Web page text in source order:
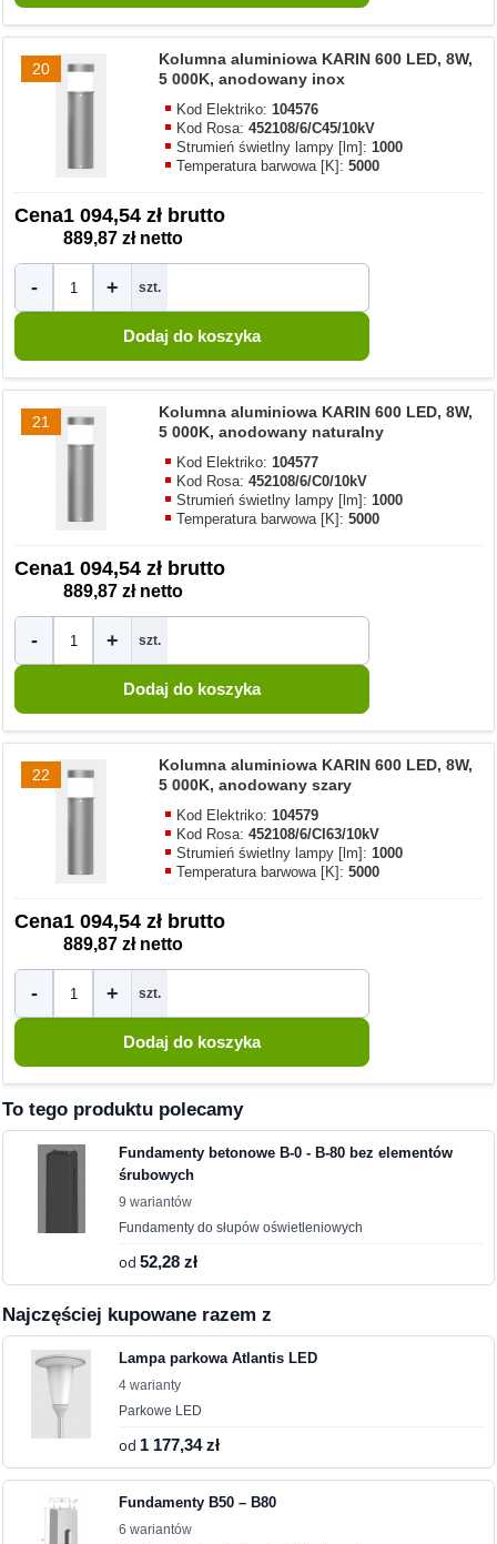
20
Kolumna aluminiowa KARIN 600 LED, 8W,
5 000K, anodowany inox
Kod Elektriko:104576
Kod Rosa:452108/6/C45/10kV
Strumień świetlny lampy [lm]:1000
Temperatura barwowa [K]:5000
Cena1 094,54 zł brutto
889,87 zł netto
- + szt.
21
Kolumna aluminiowa KARIN 600 LED, 8W,
5 000K, anodowany naturalny
Kod Elektriko:104577
Kod Rosa:452108/6/C0/10kV
Strumień świetlny lampy [lm]:1000
Temperatura barwowa [K]:5000
Cena1 094,54 zł brutto
889,87 zł netto
- + szt.
22
Kolumna aluminiowa KARIN 600 LED, 8W,
5 000K, anodowany szary
Kod Elektriko:104579
Kod Rosa:452108/6/CI63/10kV
Strumień świetlny lampy [lm]:1000
Temperatura barwowa [K]:5000
Cena1 094,54 zł brutto
889,87 zł netto
- + szt.
To tego produktu polecamy
Fundamenty betonowe B-0 - B-80 bez elementów
śrubowych
9 wariantów
Fundamenty do słupów oświetleniowych
od52,28 zł
Najczęściej kupowane razem z
Lampa parkowa Atlantis LED
4 warianty
Parkowe LED
od 1 177,34 zł
Fundamenty B50 – B80
6 wariantów